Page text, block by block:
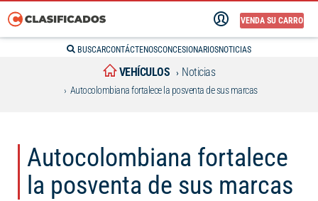
VENDA SU CARRO
BUSCARCONTÁCTENOSCONCESIONARIOSNOTICIAS
VEHÍCULOS Noticias
Autocolombiana fortalece la posventa de sus marcas
Autocolombiana fortalece
la posventa de sus marcas